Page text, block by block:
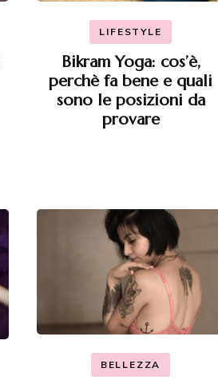
LIFESTYLE
Bikram Yoga: cos’è,
perchè fa bene e quali
sono le posizioni da
provare
BELLEZZA